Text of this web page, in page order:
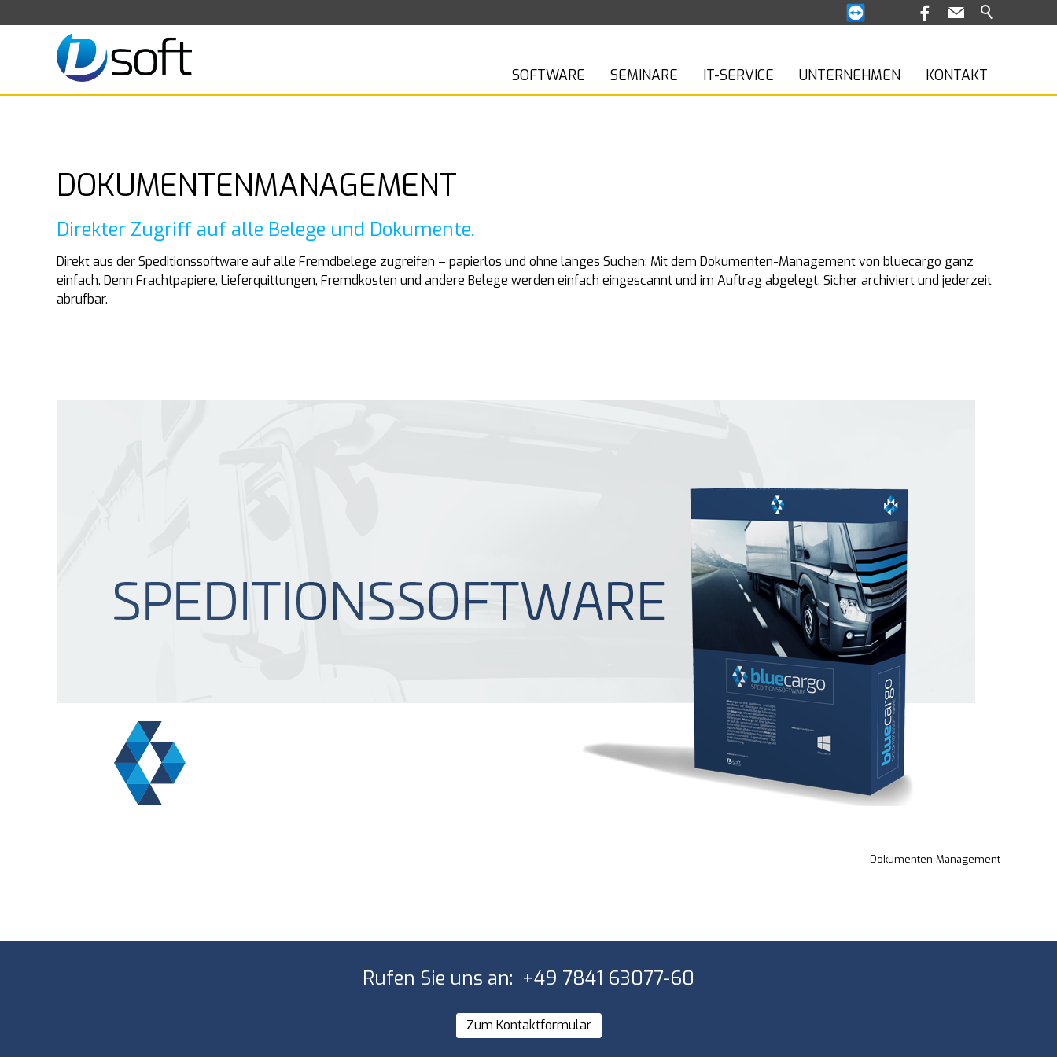
SOFTWARE SEMINARE IT-SERVICE UNTERNEHMEN KONTAKT
DOKUMENTENMANAGEMENT
Direkter Zugriff auf alle Belege und Dokumente.
Direkt aus der Speditionssoftware auf alle Fremdbelege zugreifen – papierlos und ohne langes Suchen: Mit dem Dokumenten-Management von bluecargo ganz
einfach. Denn Frachtpapiere, Lieferquittungen, Fremdkosten und andere Belege werden einfach eingescannt und im Auftrag abgelegt. Sicher archiviert und jederzeit
abrufbar.
Dokumenten-Management
Rufen Sie uns an: +49 7841 63077-60
Zum Kontaktformular